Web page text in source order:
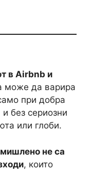
в Airbnb и
може да варира
при добра
без сериозни
или глоби.
не са
, които